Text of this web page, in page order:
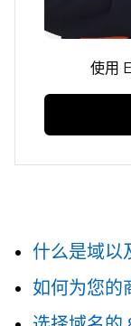
使用
什么是域以
如何为您的